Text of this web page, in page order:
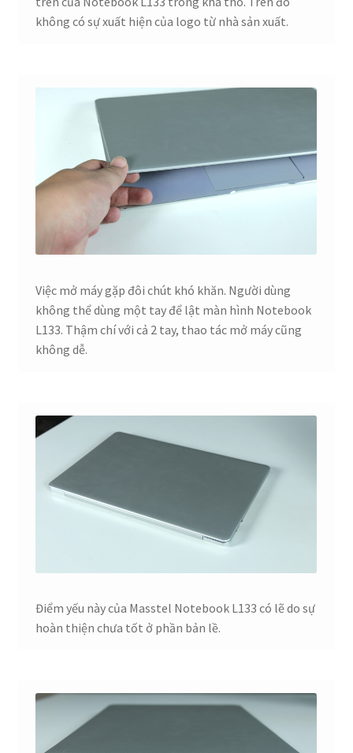
không có sự xuất hiện của logo từ nhà sản xuất.
Việc mở máy gặp đôi chút khó khăn. Người dùng
không thể dùng một tay để lật màn hình Notebook
L133. Thậm chí với cả 2 tay, thao tác mở máy cũng
không dễ.
Điểm yếu này của Masstel Notebook L133 có lẽ do sự
hoàn thiện chưa tốt ở phần bản lề.